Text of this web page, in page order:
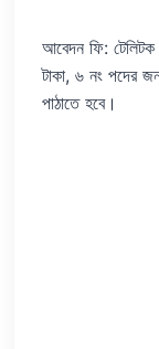
আবেদন ফি:
টাকা, ৬ নং পদের
পাঠাতে হবে।